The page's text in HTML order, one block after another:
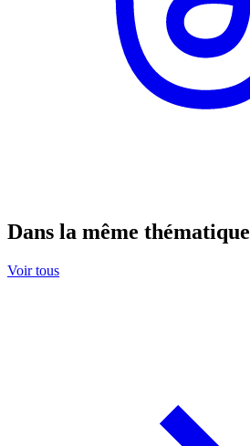
Dans la même thématique
Voir tous